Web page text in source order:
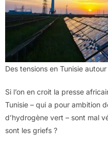
Des tensions en Tunisie
Si l’on en croit la presse
Tunisie – qui a pour ambition
d’hydrogène vert – sont mal
sont les griefs ?